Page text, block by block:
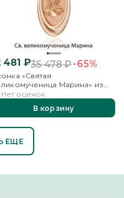
481 ₽35 478₽-65%
«Святая
Марина» из
золота
Нет оценок
В корзину
ЕЩЕ